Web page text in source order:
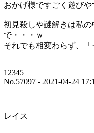
おかげ様ですごく遊びや
初見殺しや謎解きは私
で・・・ｗ
それでも相変わらず、
12345
No.57097 - 2021-04-24
レイス